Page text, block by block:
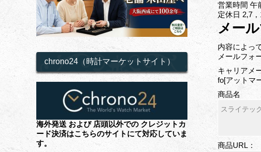
営業時間 午
定休日 2,7
メー
内容によっ
メールフォ
キャリアメ
fo[アットマ
商品名
商品URL：
chrono24（時計マーケットサイト）
海外発送 および 店頭以外での クレジットカ
ード決済はこちらのサイトにて対応していま
す。